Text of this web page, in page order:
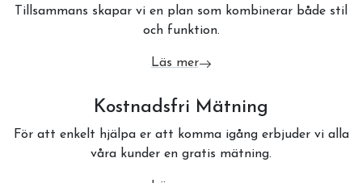
Tillsammans skapar vi en plan som kombinerar både stil
och funktion.
Läs mer
om Boka gardinplanering
Kostnadsfri Mätning
För att enkelt hjälpa er att komma igång erbjuder vi alla
våra kunder en gratis mätning.